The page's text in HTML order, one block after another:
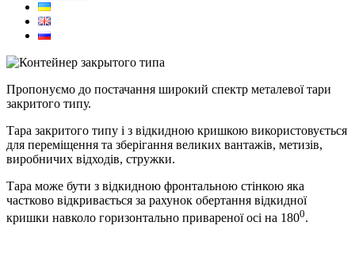
Пропонуємо до постачання широкий спектр металевої тари
закритого типу.
Тара закритого типу і з відкидною кришкою використовується
для переміщення та зберігання великих вантажів, метизів,
виробничих відходів, стружки.
Тара може бути з відкидною фронтальною стінкою яка
частково відкривається за рахунок обертання відкидної
кришки навколо горизонтально привареної осі на 1800.